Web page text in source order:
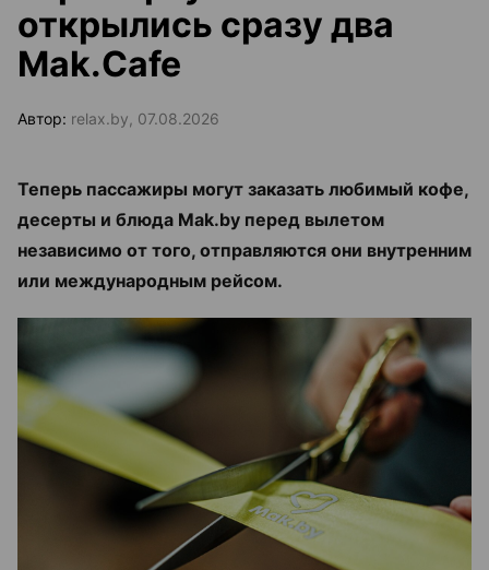
открылись сразу два
Mak.Cafe
Автор: relax.by, 07.08.2026
Теперь пассажиры могут заказать любимый кофе,
десерты и блюда Mak.by перед вылетом
независимо от того, отправляются они внутренним
или международным рейсом.